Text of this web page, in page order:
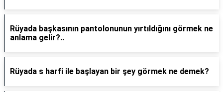
Rüyada başkasının pantolonunun yırtıldığını görmek ne
anlama gelir?..
Rüyada s harfi ile başlayan bir şey görmek ne demek?